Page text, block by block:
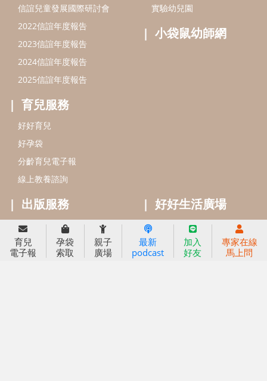
分齡育兒電子報
線上教養諮詢
出版服務
信誼基金出版社
閱讀推廣
Bookstart閱讀起步走
信誼幼兒文學獎
信誼兒童動畫獎
小袋鼠說故事劇團
service@hsin-yi.org.tw
信誼好好育兒
小太陽親子館
小太陽親子書房
(02)2396-5305轉2345 (週一～週五 9:00～18:00)
育兒
電子報
孕袋
索取
親子
廣場
最新
podcast
加入
好友
專家在線
馬上問